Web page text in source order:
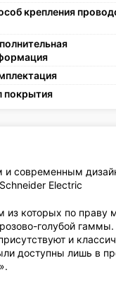
крепления
покрытия
современным
Electric
которых по праву
голубой
и
доступны лишь в